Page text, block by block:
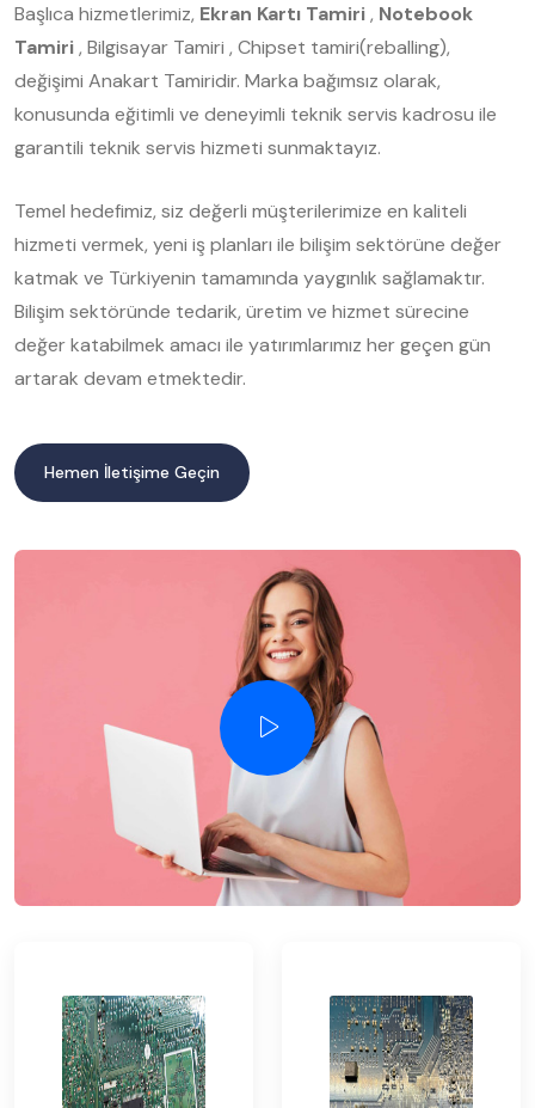
Başlıca hizmetlerimiz, Ekran Kartı Tamiri, Notebook
Tamiri, Bilgisayar Tamiri , Chipset tamiri(reballing),
değişimi Anakart Tamiridir. Marka bağımsız olarak,
konusunda eğitimli ve deneyimli teknik servis kadrosu ile
garantili teknik servis hizmeti sunmaktayız.
Temel hedefimiz, siz değerli müşterilerimize en kaliteli
hizmeti vermek, yeni iş planları ile bilişim sektörüne değer
katmak ve Türkiyenin tamamında yaygınlık sağlamaktır.
Bilişim sektöründe tedarik, üretim ve hizmet sürecine
değer katabilmek amacı ile yatırımlarımız her geçen gün
artarak devam etmektedir.
Hemen İletişime Geçin